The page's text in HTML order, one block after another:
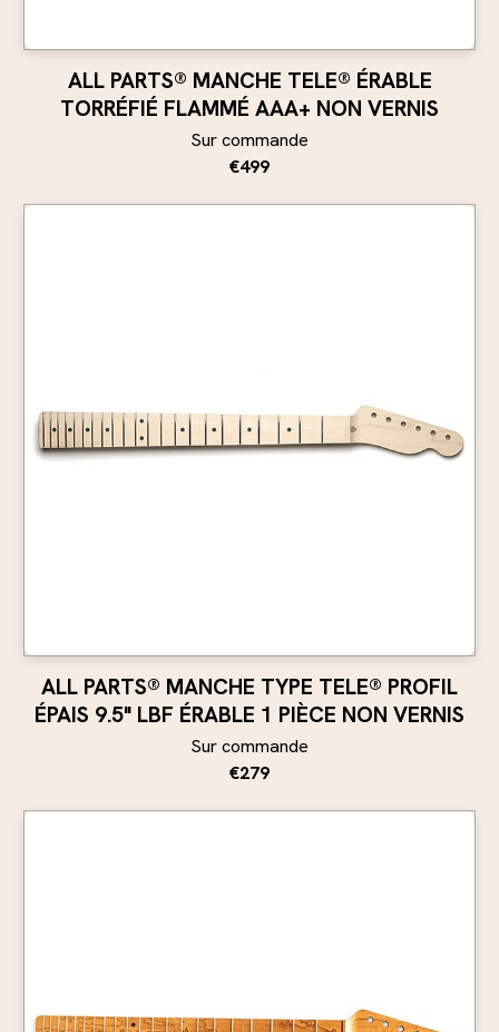
ALL PARTS® MANCHE TELE® ÉRABLE
TORRÉFIÉ FLAMMÉ AAA+ NON VERNIS
Sur commande
€499
ALL PARTS® MANCHE TYPE TELE® PROFIL
ÉPAIS 9.5" LBF ÉRABLE 1 PIÈCE NON VERNIS
Sur commande
€279